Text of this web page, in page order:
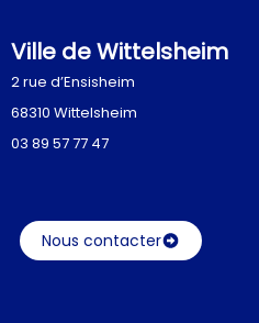
Ville de Wittelsheim
2 rue d’Ensisheim
68310 Wittelsheim
03 89 57 77 47
Nous contacter